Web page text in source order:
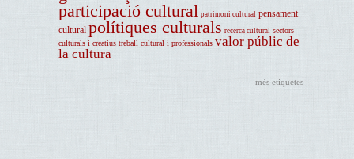
participació cultural patrimoni cultural pensament
cultural polítiques culturals recerca cultural sectors
culturals i creatius treball cultural i professionals valor públic de
la cultura
més etiquetes